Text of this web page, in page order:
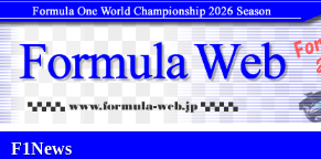
F1News